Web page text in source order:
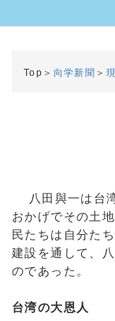
Top＞ 向学新聞 ＞
八田與一は台
おかげでその土
民たちは自分た
建設を通して、
のであった。
台湾の大恩人